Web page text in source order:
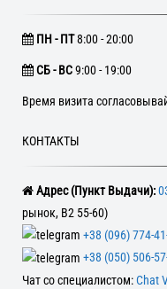
ПН - ПТ8:00 - 20:00
CБ - ВС9:00 - 19:00
Время визита
КОНТАКТЫ
Адрес (Пункт Выдачи):
рынок, В2 55-60)
+38 (096) 774-
+38 (050) 506-
Чат со специалистом:Chat